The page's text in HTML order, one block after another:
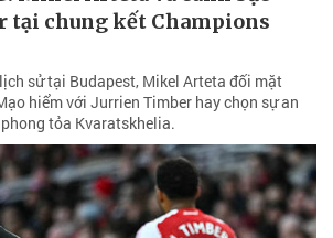
tại chung kết Champions
sử tại Budapest, Mikel Arteta đối mặt
hiểm với Jurrien Timber hay chọn sự an
tỏa Kvaratskhelia.